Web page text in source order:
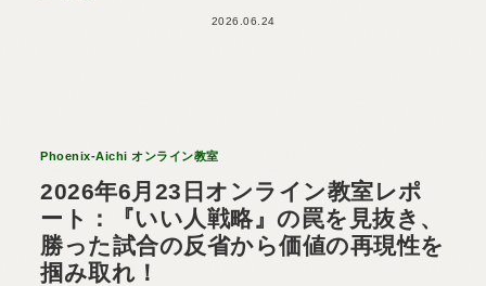
2026.06.24
Phoenix-Aichi オンライン教室
2026年6月23日オンライン教室レポ
ート：『いい人戦略』の罠を見抜き、
勝った試合の反省から価値の再現性を
掴み取れ！